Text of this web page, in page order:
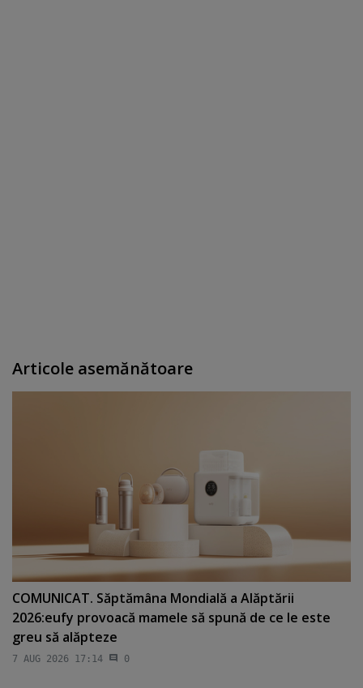
Articole asemănătoare
COMUNICAT. Săptămâna Mondială a Alăptării
2026:eufy provoacă mamele să spună de ce le este
greu să alăpteze
7 AUG 2026 17:14 0